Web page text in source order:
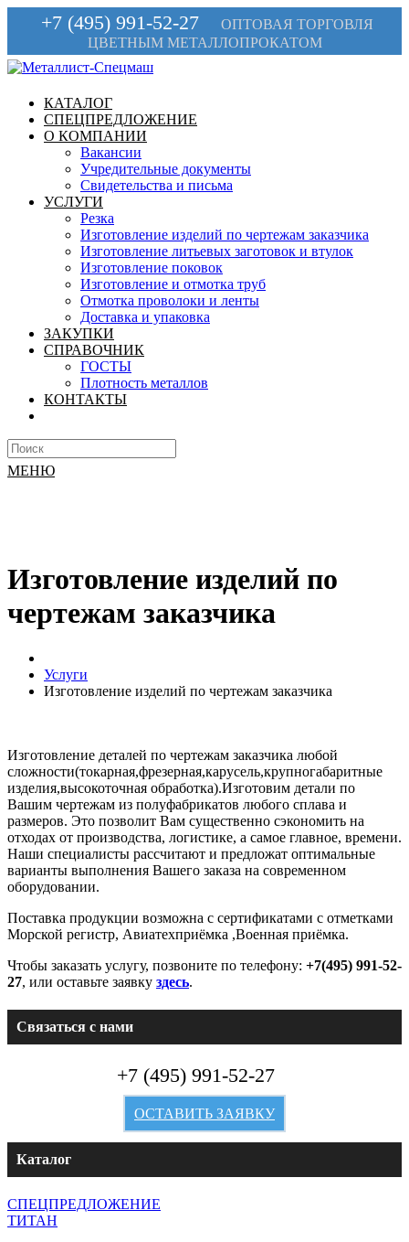
+7 (495) 991-52-27
ОПТОВАЯ ТОРГОВЛЯ
ЦВЕТНЫМ МЕТАЛЛОПРОКАТОМ
КАТАЛОГ
СПЕЦПРЕДЛОЖЕНИЕ
О КОМПАНИИ
Вакансии
Учредительные документы
Свидетельства и письма
УСЛУГИ
Резка
Изготовление изделий по чертежам заказчика
Изготовление литьевых заготовок и втулок
Изготовление поковок
Изготовление и отмотка труб
Отмотка проволоки и ленты
Доставка и упаковка
ЗАКУПКИ
СПРАВОЧНИК
ГОСТЫ
Плотность металлов
КОНТАКТЫ
МЕНЮ
Изготовление изделий по
чертежам заказчика
Услуги
Изготовление изделий по чертежам заказчика
Изготовление деталей по чертежам заказчика любой
сложности(токарная,фрезерная,карусель,крупногабаритные
изделия,высокоточная обработка).Изготовим детали по
Вашим чертежам из полуфабрикатов любого сплава и
размеров. Это позволит Вам существенно сэкономить на
отходах от производства, логистике, а самое главное, времени.
Наши специалисты рассчитают и предложат оптимальные
варианты выполнения Вашего заказа на современном
оборудовании.
Поставка продукции возможна с сертификатами с отметками
Морской регистр, Авиатехприёмка ,Военная приёмка.
Чтобы заказать услугу, позвоните по телефону: +7(495) 991-52-
27, или оставьте заявку здесь.
Связаться с нами
+7 (495) 991-52-27
ОСТАВИТЬ ЗАЯВКУ
Каталог
СПЕЦПРЕДЛОЖЕНИЕ
ТИТАН